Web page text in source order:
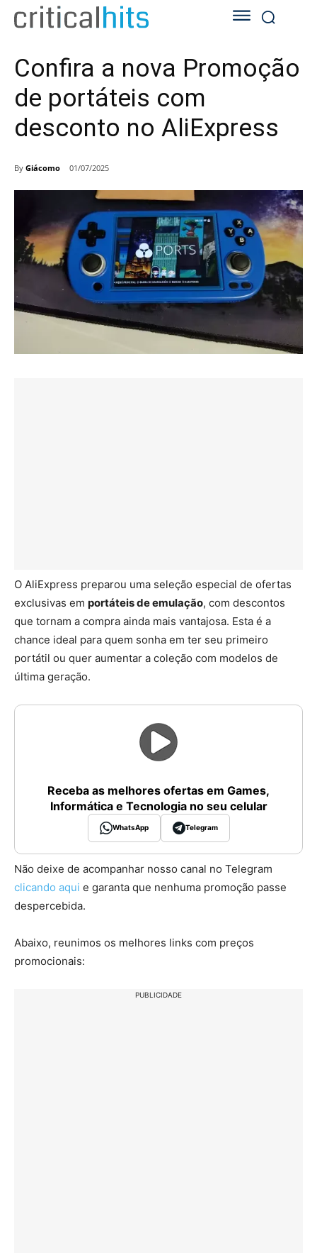
Confira a nova Promoção
de portáteis com
desconto no AliExpress
By Giácomo 01/07/2025
O AliExpress preparou uma seleção especial de ofertas
exclusivas em portáteis de emulação, com descontos
que tornam a compra ainda mais vantajosa. Esta é a
chance ideal para quem sonha em ter seu primeiro
portátil ou quer aumentar a coleção com modelos de
última geração.
Receba as melhores ofertas em Games,
Informática e Tecnologia no seu celular
WhatsApp Telegram
Não deixe de acompanhar nosso canal no Telegram
clicando aqui e garanta que nenhuma promoção passe
despercebida.
Abaixo, reunimos os melhores links com preços
promocionais:
PUBLICIDADE